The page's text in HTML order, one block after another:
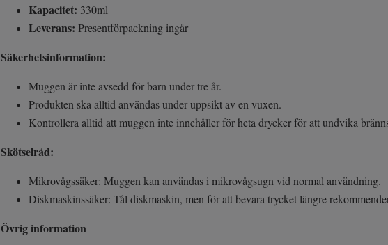
Kapacitet: 330ml
Leverans: Presentförpackning ingår
Säkerhetsinformation:
Muggen är inte avsedd för barn under tre år.
Produkten ska alltid användas under uppsikt av en vuxen.
Kontrollera alltid att muggen inte innehåller för heta drycker för att undvika
Skötselråd:
Mikrovågssäker: Muggen kan användas i mikrovågsugn vid normal användning.
Diskmaskinssäker: Tål diskmaskin, men för att bevara trycket längre
Övrig information